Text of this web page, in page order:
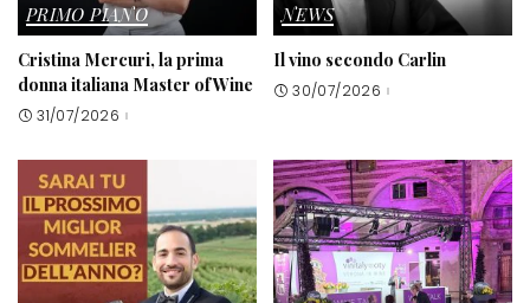
PRIMO PIANO
Cristina Mercuri, la prima
donna italiana Master of Wine
31/07/2026
NEWS
Il vino secondo Carlin
30/07/2026